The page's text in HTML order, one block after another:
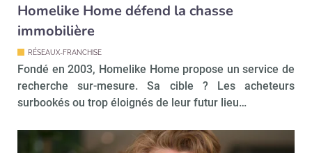
Homelike Home défend la chasse
immobilière
RÉSEAUX-FRANCHISE
Fondé en 2003, Homelike Home propose un service de
recherche sur-mesure. Sa cible ? Les acheteurs
surbookés ou trop éloignés de leur futur lieu…